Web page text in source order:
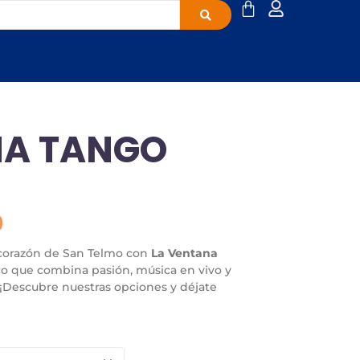
TANGO
de San Telmo con La Ventana
que combina pasión, música en vivo y
nuestras opciones y déjate